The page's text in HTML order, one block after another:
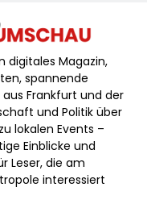
digitales Magazin,
spannende
Frankfurt und der
und Politik über
lokalen Events –
Einblicke und
Leser, die am
interessiert